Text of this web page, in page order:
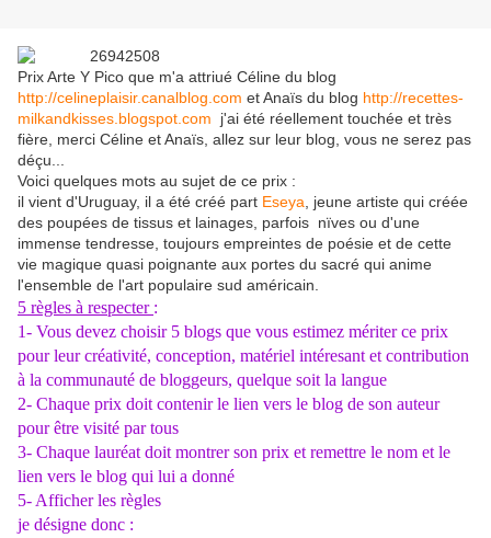
Prix Arte Y Pico que m'a attriué Céline du blog
http://celineplaisir.canalblog.com et Anaïs du blog http://recettes-
milkandkisses.blogspot.com j'ai été réellement touchée et très
fière, merci Céline et Anaïs, allez sur leur blog, vous ne serez pas
déçu...
Voici quelques mots au sujet de ce prix :
il vient d'Uruguay, il a été créé part Eseya , jeune artiste qui créée
des poupées de tissus et lainages, parfois nïves ou d'une
immense tendresse, toujours empreintes de poésie et de cette
vie magique quasi poignante aux portes du sacré qui anime
l'ensemble de l'art populaire sud américain.
5 règles à respecter :
1- Vous devez choisir 5 blogs que vous estimez mériter ce prix
pour leur créativité, conception, matériel intéresant et contribution
à la communauté de bloggeurs, quelque soit la langue
2- Chaque prix doit contenir le lien vers le blog de son auteur
pour être visité par tous
3- Chaque lauréat doit montrer son prix et remettre le nom et le
lien vers le blog qui lui a donné
5- Afficher les règles
je désigne donc :